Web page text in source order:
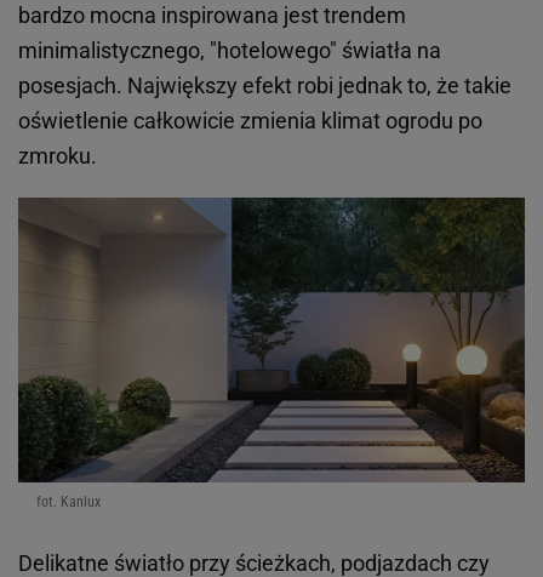
bardzo mocna inspirowana jest trendem
minimalistycznego, "hotelowego" światła na
posesjach. Największy efekt robi jednak to, że takie
oświetlenie całkowicie zmienia klimat ogrodu po
zmroku.
fot. Kanlux
Delikatne światło przy ścieżkach, podjazdach czy